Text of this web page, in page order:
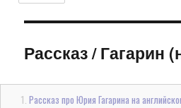
Рассказ/Гагарин
Рассказ про Юрия Гагарина на